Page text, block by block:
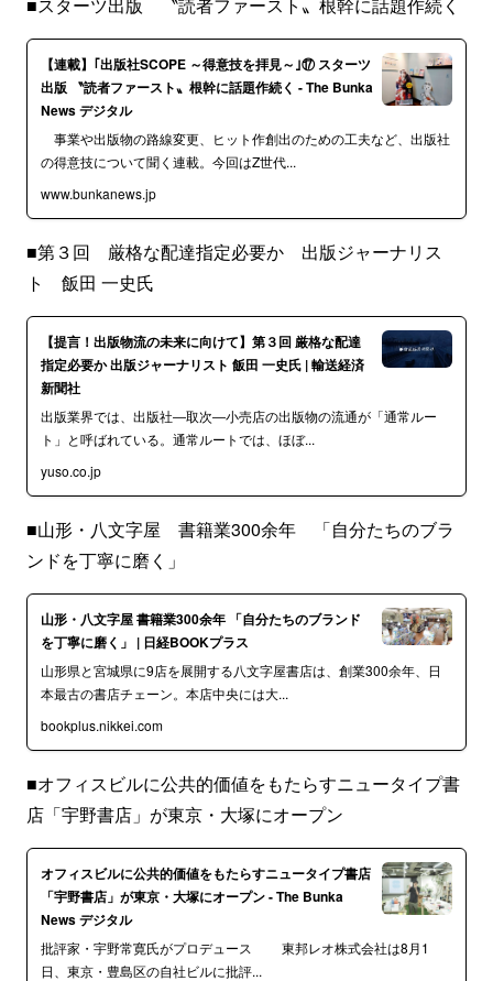
【連載】｢出版社SCOPE ～得意技を拝見～｣⑰ スターツ
出版 〝読者ファースト〟根幹に話題作続く - The Bunka
News デジタル
事業や出版物の路線変更、ヒット作創出のための工夫など、出版社
の得意技について聞く連載。今回はZ世代...
www.bunkanews.jp
■第３回 厳格な配達指定必要か 出版ジャーナリス
ト 飯田 一史氏
【提言！出版物流の未来に向けて】第３回 厳格な配達
指定必要か 出版ジャーナリスト 飯田 一史氏 | 輸送経済
新聞社
出版業界では、出版社―取次―小売店の出版物の流通が「通常ルー
ト」と呼ばれている。通常ルートでは、ほぼ...
yuso.co.jp
■山形・八文字屋 書籍業300余年 「自分たちのブラ
ンドを丁寧に磨く」
山形・八文字屋 書籍業300余年 「自分たちのブランド
を丁寧に磨く」 | 日経BOOKプラス
山形県と宮城県に9店を展開する八文字屋書店は、創業300余年、日
本最古の書店チェーン。本店中央には大...
bookplus.nikkei.com
■オフィスビルに公共的価値をもたらすニュータイプ書
店「宇野書店」が東京・大塚にオープン
オフィスビルに公共的価値をもたらすニュータイプ書店
「宇野書店」が東京・大塚にオープン - The Bunka
News デジタル
批評家・宇野常寛氏がプロデュース 東邦レオ株式会社は8月1
日、東京・豊島区の自社ビルに批評...